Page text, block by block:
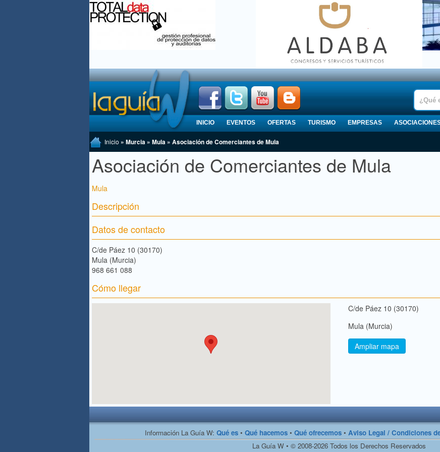
INICIO EVENTOS OFERTAS TURISMO EMPRESAS
Inicio » Murcia » Mula » Asociación de Comerciantes de Mula
Asociación de Comerciantes de Mula
Mula
Descripción
Datos de contacto
C/de Páez 10 (30170)
Mula (Murcia)
968 661 088
Cómo llegar
C/de Páez 10 (30170)
Mula (Murcia)
Ampliar mapa
Información La Guía W: Qué es • Qué hacemos • Qué ofrecemos • Aviso Legal / Condiciones
La Guía W • © 2008-2026 Todos los Derechos Reservados